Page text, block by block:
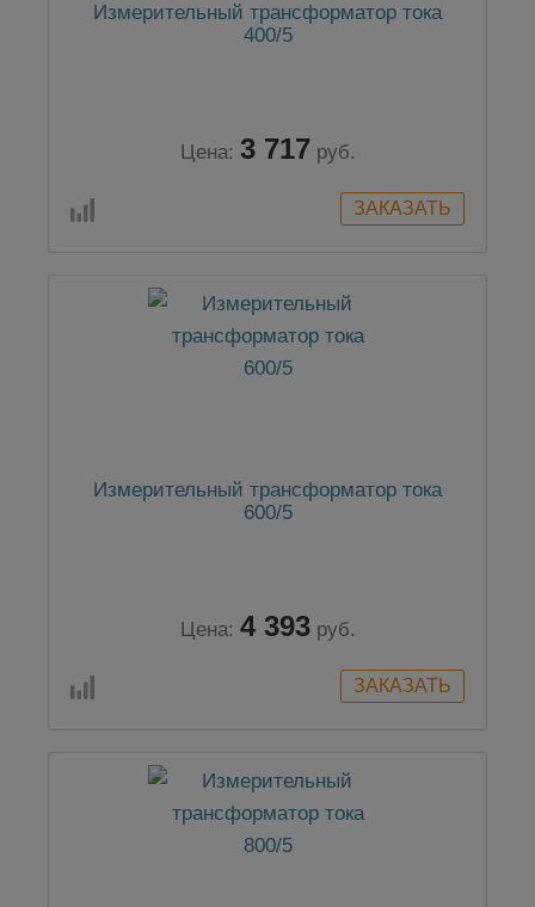
Измерительный трансформатор тока
400/5
Цена: 3 717 руб.
Измерительный трансформатор тока
600/5
Цена: 4 393 руб.